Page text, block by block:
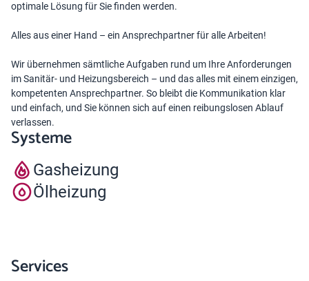
optimale Lösung für Sie finden werden.
Alles aus einer Hand – ein Ansprechpartner für alle Arbeiten!
Wir übernehmen sämtliche Aufgaben rund um Ihre Anforderungen
im Sanitär- und Heizungsbereich – und das alles mit einem einzigen,
kompetenten Ansprechpartner. So bleibt die Kommunikation klar
und einfach, und Sie können sich auf einen reibungslosen Ablauf
verlassen.
Systeme
Gasheizung
Ölheizung
Services